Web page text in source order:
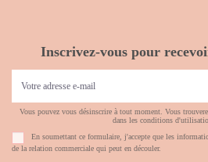
Inscrivez-vous pour
Vous pouvez vous désinscrire à tout moment. Vous
dans les conditions
En soumettant ce formulaire, j'accepte que les
de la relation commerciale qui peut en découler.